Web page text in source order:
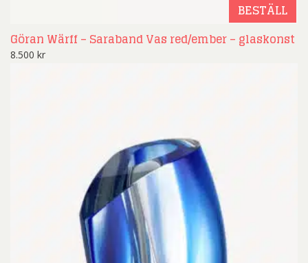
BESTÄLL
Göran Wärff – Saraband Vas red/ember – glaskonst
8.500 kr